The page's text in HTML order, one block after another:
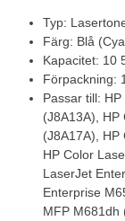
Typ:
Färg: Blå
Kapacitet: 10
Förpackning:
Passar till:
(J8A13A),
(J8A17A), HP
HP Color
LaserJet
Enterprise
MFP M681dh